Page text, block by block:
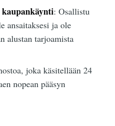
: Osallistu
ansaitaksesi ja ole
alustan tarjoamista
joka käsitellään 24
nopean pääsyn